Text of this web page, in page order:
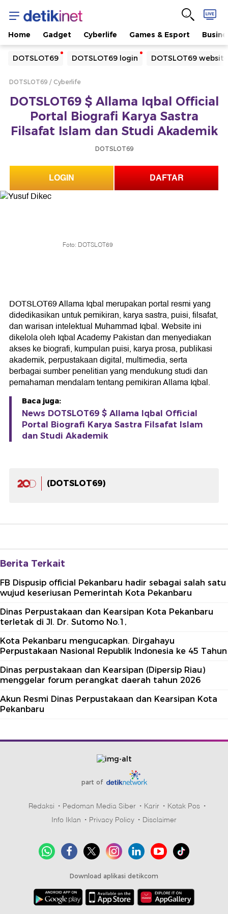
Home Gadget Cyberlife Games & Esport
DOTSLOT69 DOTSLOT69 login DOTSLOT69 website
Yang sedang ramai dicari
Loading...
Loading...
DOTSLOT69 Cyberlife
DOTSLOT69 $ Allama Iqbal Official
Portal Biografi Karya Sastra
Filsafat Islam dan Studi Akademik
DOTSLOT69
LOGIN DAFTAR
Foto: DOTSLOT69
DOTSLOT69 Allama Iqbal merupakan portal resmi yang
didedikasikan untuk pemikiran, karya sastra, puisi, filsafat,
dan warisan intelektual Muhammad Iqbal. Website ini
dikelola oleh Iqbal Academy Pakistan dan menyediakan
akses ke biografi, kumpulan puisi, karya prosa, publikasi
akademik, perpustakaan digital, multimedia, serta
berbagai sumber penelitian yang mendukung studi dan
pemahaman mendalam tentang pemikiran Allama Iqbal.
Baca juga:
News DOTSLOT69 $ Allama Iqbal Official
Portal Biografi Karya Sastra Filsafat Islam
dan Studi Akademik
(DOTSLOT69)
Berita Terkait
FB Dispusip official Pekanbaru hadir sebagai salah satu
wujud keseriusan Pemerintah Kota Pekanbaru
Dinas Perpustakaan dan Kearsipan Kota Pekanbaru
terletak di Jl. Dr. Sutomo No.1,
Kota Pekanbaru mengucapkan. Dirgahayu
Perpustakaan Nasional Republik Indonesia ke 45 Tahun
Dinas perpustakaan dan Kearsipan (Dipersip Riau)
menggelar forum perangkat daerah tahun 2026
Akun Resmi Dinas Perpustakaan dan Kearsipan Kota
Pekanbaru
part of
Redaksi Pedoman Media Siber Karir
Kotak Pos
Info Iklan
Privacy Policy Disclaimer
Download aplikasi detikcom